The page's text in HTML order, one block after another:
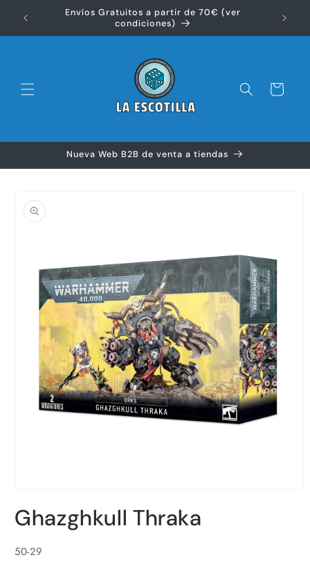
directamenteEnvíos Gratuitos a partir de 70€ (ver
condiciones)
Carrito
Nueva Web B2B de venta a tiendas
información
multimedia
1
una
ventana
Ghazghkull Thraka
SKU:
50-29